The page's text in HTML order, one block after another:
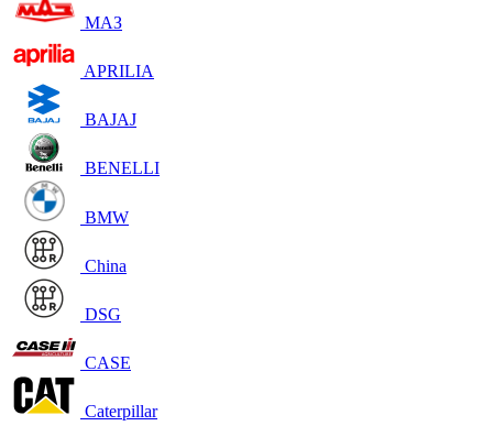
МАЗ
APRILIA
BAJAJ
BENELLI
BMW
China
DSG
CASE
Caterpillar